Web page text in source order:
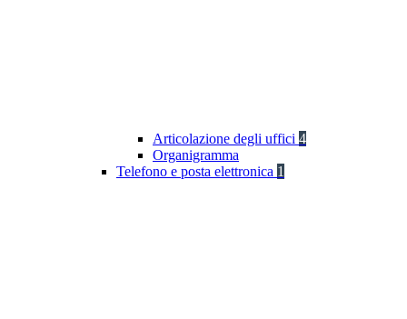
Articolazione degli uffici 4
Organigramma
Telefono e posta elettronica 1